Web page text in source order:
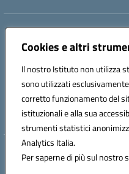
Cookies e altri
Il nostro Istituto non utilizza
sono utilizzati
corretto funzionamento del
istituzionali e alla sua
strumenti statistici
Analytics Italia.
Per saperne di più sul nostro
Indirizzo:
Centralino:096721161 Email:
Codice fiscale: 84000710792
Codice meccanografico:
Codice unico di fatturazione (CUF):
Hosting &
Concept &